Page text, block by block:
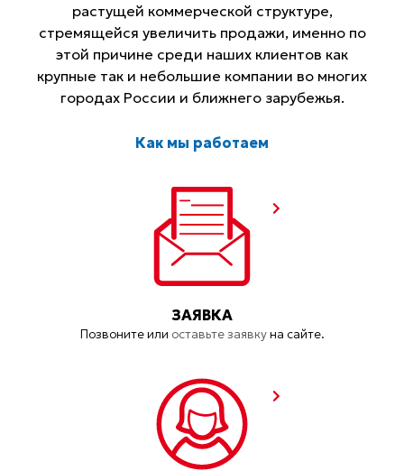
растущей коммерческой структуре,
стремящейся увеличить продажи, именно по
этой причине среди наших клиентов как
крупные так и небольшие компании во многих
городах России и ближнего зарубежья.
Как мы работаем
ЗАЯВКА
Позвоните или оставьте заявкуна сайте.